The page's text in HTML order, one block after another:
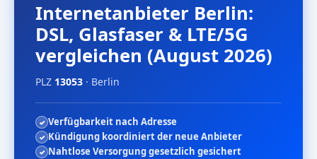
Internetanbieter Berlin:
DSL, Glasfaser & LTE/5G
vergleichen (August 2026)
PLZ 13053 · Berlin
Verfügbarkeit nach Adresse
Kündigung koordiniert der neue Anbieter
Nahtlose Versorgung gesetzlich gesichert